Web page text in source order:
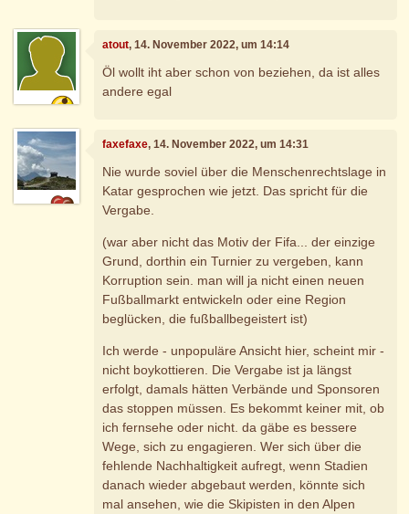
atout, 14. November 2022, um 14:14
Öl wollt iht aber schon von beziehen, da ist alles
andere egal
faxefaxe, 14. November 2022, um 14:31
Nie wurde soviel über die Menschenrechtslage in
Katar gesprochen wie jetzt. Das spricht für die
Vergabe.
(war aber nicht das Motiv der Fifa... der einzige
Grund, dorthin ein Turnier zu vergeben, kann
Korruption sein. man will ja nicht einen neuen
Fußballmarkt entwickeln oder eine Region
beglücken, die fußballbegeistert ist)
Ich werde - unpopuläre Ansicht hier, scheint mir -
nicht boykottieren. Die Vergabe ist ja längst
erfolgt, damals hätten Verbände und Sponsoren
das stoppen müssen. Es bekommt keiner mit, ob
ich fernsehe oder nicht. da gäbe es bessere
Wege, sich zu engagieren. Wer sich über die
fehlende Nachhaltigkeit aufregt, wenn Stadien
danach wieder abgebaut werden, könnte sich
mal ansehen, wie die Skipisten in den Alpen